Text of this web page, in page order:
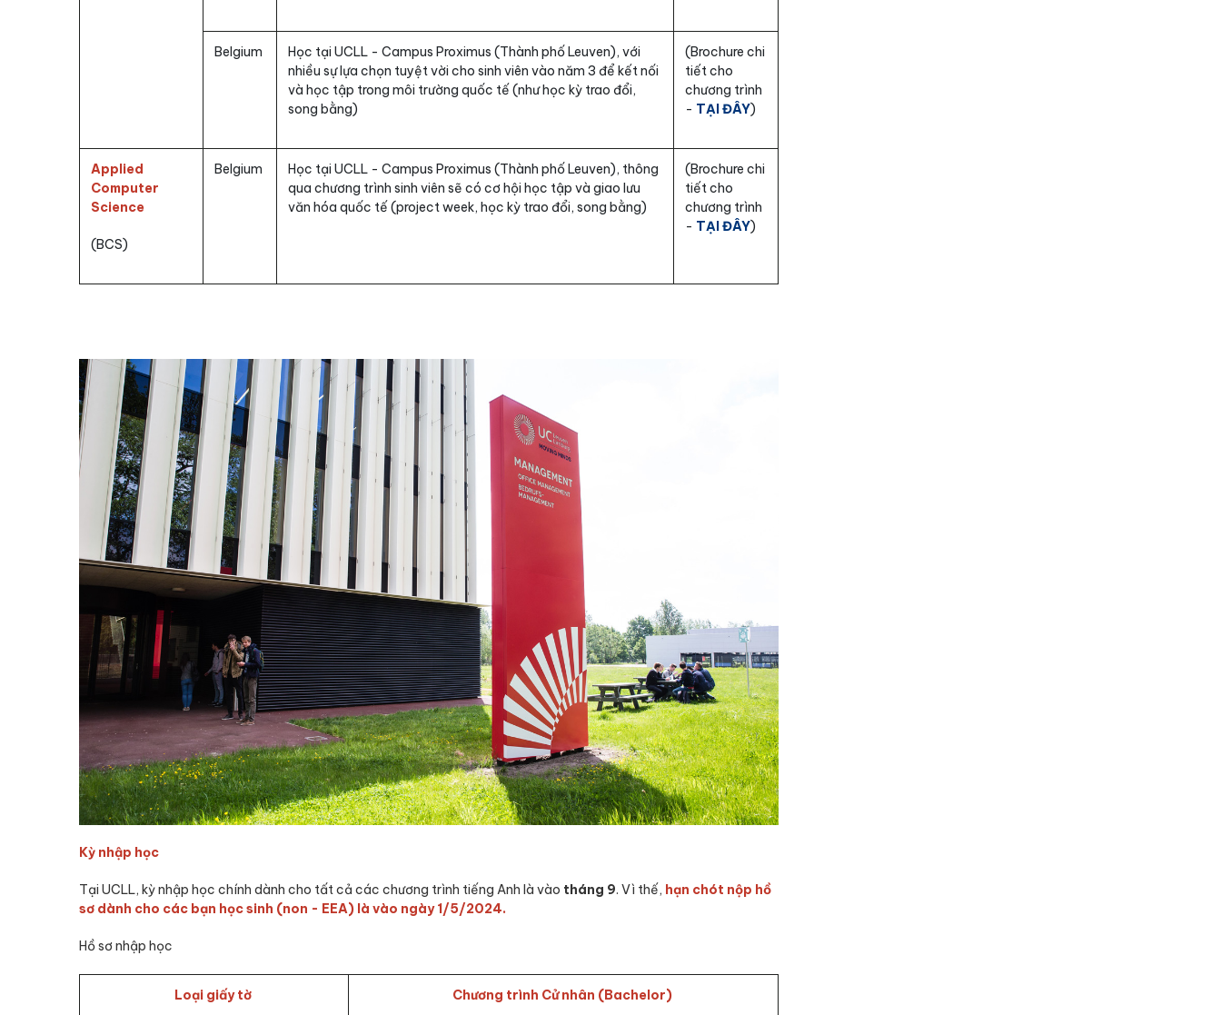
Belgium
Học tại UCLL - Campus Proximus (Thành phố Leuven), với
nhiều sự lựa chọn tuyệt vời cho sinh viên vào năm 3 để kết nối
và học tập trong môi trường quốc tế (như học kỳ trao đổi,
song bằng)
(Brochure chi
tiết cho
chương trình
- TẠI ĐÂY)
Applied
Computer
Science
(BCS)
Belgium
Học tại UCLL - Campus Proximus (Thành phố Leuven), thông
qua chương trình sinh viên sẽ có cơ hội học tập và giao lưu
văn hóa quốc tế (project week, học kỳ trao đổi, song bằng)
(Brochure chi
tiết cho
chương trình
- TẠI ĐÂY)
Kỳ nhập học
Tại UCLL, kỳ nhập học chính dành cho tất cả các chương trình tiếng Anh là vào tháng 9. Vì thế, hạn chót nộp hồ
sơ dành cho các bạn học sinh (non - EEA) là vào ngày 1/5/2024.
Hồ sơ nhập học
Loại giấy tờ Chương trình Cử nhân (Bachelor)